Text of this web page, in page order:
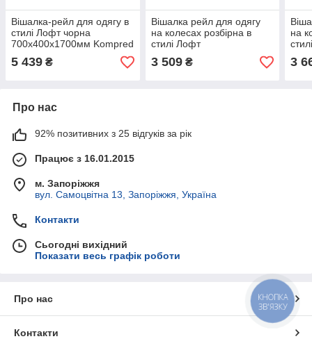
Вішалка-рейл для одягу в
стилі Лофт чорна
700х400х1700мм Kompred
OL685
5 439 ₴
Вішалка рейл для одягу
на колесах розбірна в
стилі Лофт
1000х500х2000 мм чорна
Kompred OL834
3 509₴
на
3
Про нас
92% позитивних з 25 відгуків за рік
Працює з 16.01.2015
м. Запоріжжя
вул. Самоцвітна 13, Запоріжжя, Україна
Контакти
Сьогодні вихідний
Показати весь графік роботи
Про нас
Контакти
КНОПКА
ЗВ'ЯЗКУ